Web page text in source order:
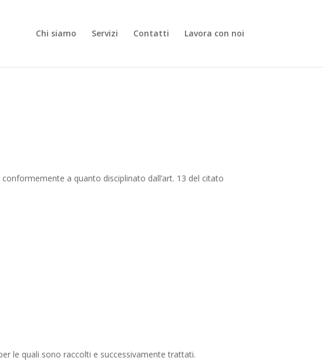
Chi siamo Servizi Contatti Lavora con noi
a quanto disciplinato dall’art. 13 del citato
le quali sono raccolti e successivamente trattati.